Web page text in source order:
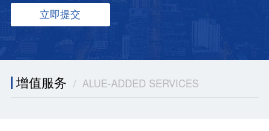
增值服务 / ALUE-ADDED SERVICES